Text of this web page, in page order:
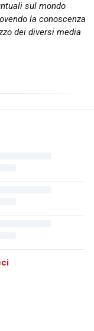
sul mondo
la conoscenza
dei diversi media